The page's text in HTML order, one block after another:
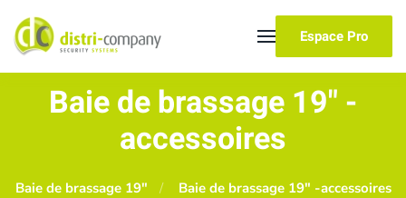
Skip to main content
Espace Pro
Baie de brassage 19" -
accessoires
Baie de brassage 19" Baie de brassage 19" -accessoires